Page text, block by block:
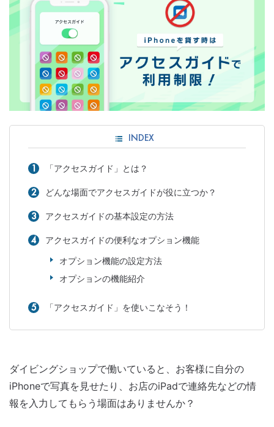
INDEX
「アクセスガイド」とは？
どんな場面でアクセスガイドが役に立つか？
アクセスガイドの基本設定の方法
アクセスガイドの便利なオプション機能
オプション機能の設定方法
オプションの機能紹介
「アクセスガイド」を使いこなそう！
ダイビングショップで働いていると、お客様に自分の
iPhoneで写真を見せたり、お店のiPadで連絡先などの情
報を入力してもらう場面はありませんか？